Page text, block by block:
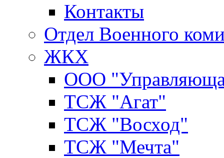
Контакты
Отдел Военного
ЖКХ
ООО
ТСЖ "Агат"
ТСЖ "Восход"
ТСЖ "Мечта"